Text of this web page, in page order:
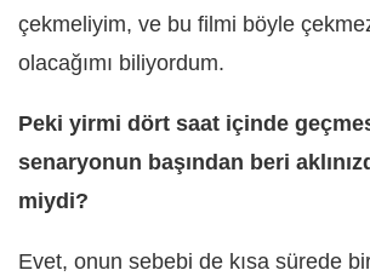
çekmeliyim, ve bu filmi böyle
olacağımı biliyordum.
Peki yirmi dört saat içinde
senaryonun başından beri
miydi?
Evet, onun sebebi de kısa sürede